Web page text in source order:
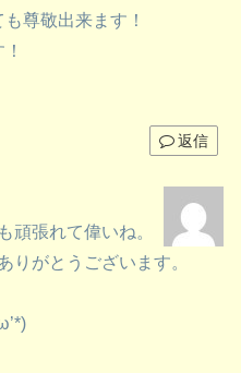
尊敬出来ます！
返信
頑張れて偉いね。
りがとうございます。